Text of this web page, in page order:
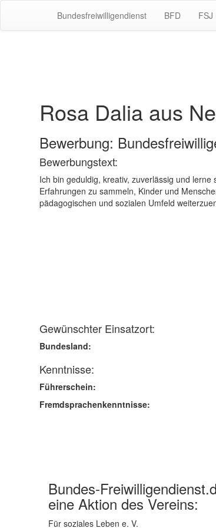
Bundesfreiwilligendienst BFD FSJ
Rosa Dalia aus
Bewerbung:
Bewerbungstext:
Ich bin geduldig, kreativ, zuverlässig und
Erfahrungen zu sammeln, Kinder und
pädagogischen und sozialen Umfeld
Gewünschter Einsatzort:
Bundesland:
Kenntnisse:
Führerschein:
Fremdsprachenkenntnisse:
Bundes-
eine Aktion des Vereins:
Für soziales Leben e. V.